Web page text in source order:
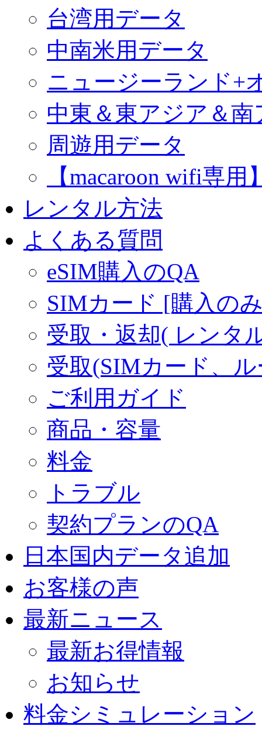
台湾用データ
中南米用データ
ニュージーランド+
中東＆東アジア＆
周遊用データ
【macaroon wifi専
レンタル方法
よくある質問
eSIM購入のQA
SIMカード [購入の
受取・返却( レンタ
受取(SIMカード、
ご利用ガイド
商品・容量
料金
トラブル
契約プランのQA
日本国内データ追加
お客様の声
最新ニュース
最新お得情報
お知らせ
料金シミュレーション